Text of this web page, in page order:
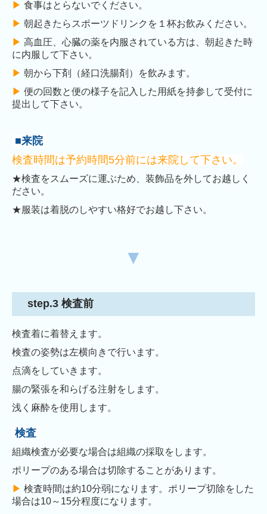
▶︎ 食事はとらないでください。
▶︎ 朝起きたらスポーツドリンクを１杯お飲みください。
▶︎ 高血圧、心臓の薬を内服されている方は、朝起きた時
に内服して下さい。
▶︎ 朝から下剤（経口洗腸剤）を飲みます。
▶︎ 便の回数と便の様子を記入した用紙を持参して受付に
提出して下さい。
■来院
検査時間は予約時間5分前には来院して下さい。
★検査をスムーズに運ぶため、装飾品を外してお越しく
ださい。
★服装は着脱のしやすい格好でお越し下さい。
▼
step.3 検査前
検査着に着替えます。
検査の姿勢は左横向きで行います。
点滴をしていきます。
腸の緊張を和らげる注射をします。
浅く麻酔を使用 します。
検査
組織検査が必要な場合は組織の採取をします。
ポリープのある場合は切除することがあります。
▶︎ 検査時間は約10分弱になります。ポリープ切除をした
場合は10～15分程度になります。